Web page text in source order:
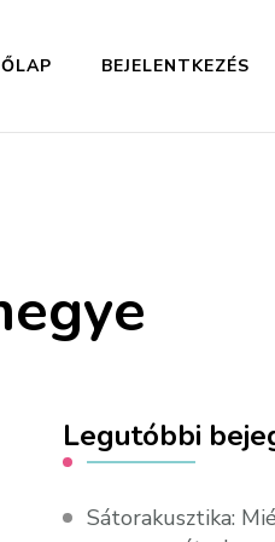
BEJELENTKEZÉS
Legutóbbi
Sátorakusztika: